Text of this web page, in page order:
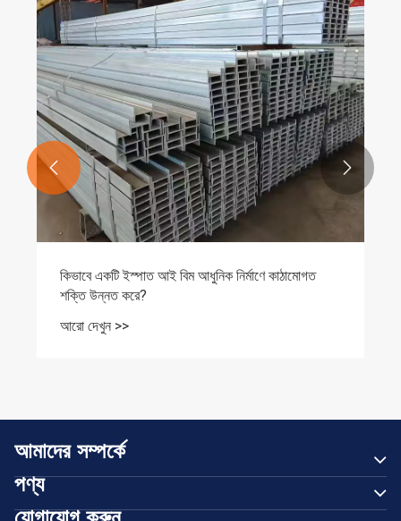
কিভাবে একটি ইস্পাত আই বিম আধুনিক নির্মাণে কাঠামোগত
শক্তি উন্নত করে?
আরো দেখুন >>
 
আমাদের সম্পর্কে
পণ্য